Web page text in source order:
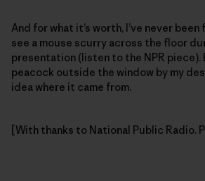
And for what it’s worth, I’ve never
see a mouse scurry across the floor
presentation (listen to the NPR piece).
peacock outside the window by my
idea where it came from.
[With thanks to National Public Radio.